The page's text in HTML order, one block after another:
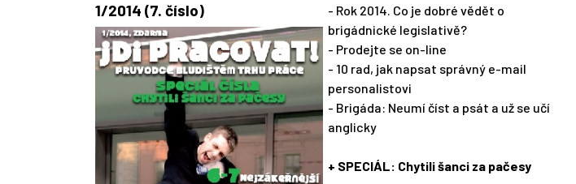
1/2014 (7. číslo)
- Rok 2014. Co je dobré vědět o
brigádnické legislativě?
- Prodejte se on-line
- 10 rad, jak napsat správný e-mail
personalistovi
- Brigáda: Neumí číst a psát a už se učí
anglicky
+ SPECIÁL: Chytili šanci za pačesy